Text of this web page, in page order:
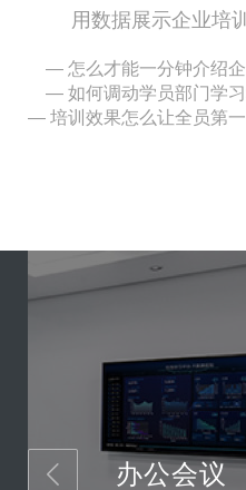
用数据展示企业培
— 怎么才能一分钟介绍企
— 如何调动学员部门学习
— 培训效果怎么让全员第一
办公会议